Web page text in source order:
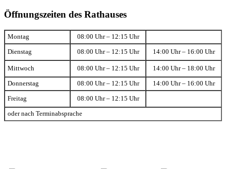
Öffnungszeiten des Rathauses
Montag 08:00 Uhr – 12:15 Uhr
Dienstag 08:00 Uhr – 12:15 Uhr 14:00 Uhr – 16:00 Uhr
Mittwoch 08:00 Uhr – 12:15 Uhr 14:00 Uhr – 18:00 Uhr
Donnerstag 08:00 Uhr – 12:15 Uhr 14:00 Uhr – 16:00 Uhr
Freitag 08:00 Uhr – 12:15 Uhr
oder nach Terminabsprache